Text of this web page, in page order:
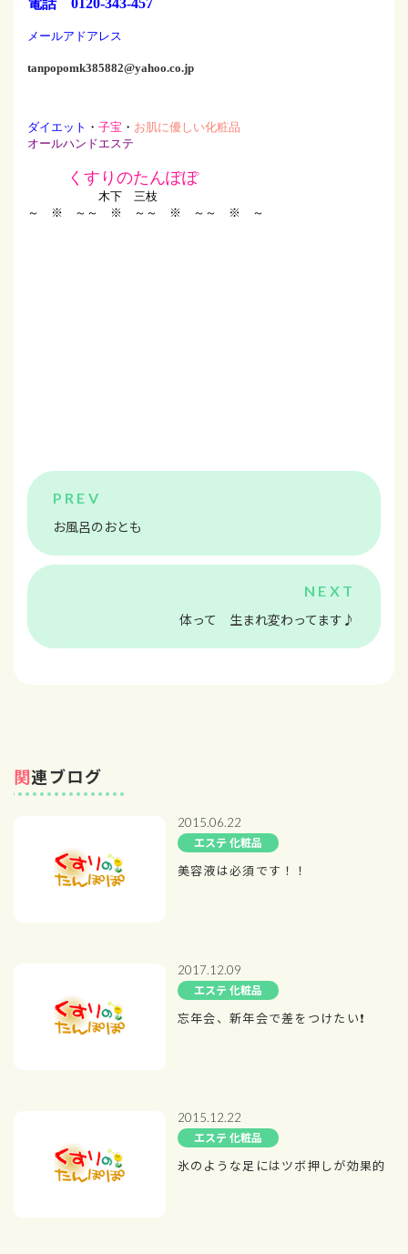
メールアドアレス
tanpopomk385882@yahoo.co.jp
ダイエット ・ 子宝 ・ お肌に優しい化粧品
オールハンドエステ
くすりのたんぽぽ
木下 三枝
～ ※ ～ ～ ※ ～ ～ ※ ～ ～ ※ ～
お風呂のおとも
体って 生まれ変わってます♪
関連ブログ
2015.06.22
エステ 化粧品
美容液は必須です！！
2017.12.09
エステ 化粧品
忘年会、新年会で差をつけたい❗️
2015.12.22
エステ 化粧品
氷のような足にはツボ押しが効果的